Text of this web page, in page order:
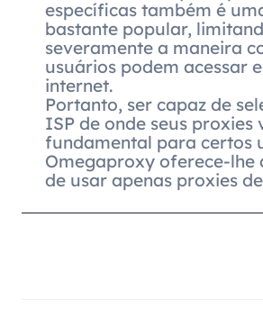
específicas também é
bastante popular,
severamente a maneira
usuários podem acessar
internet.
Portanto, ser capaz de
ISP de onde seus proxies
fundamental para certos
Omegaproxy oferece-lhe
de usar apenas proxies